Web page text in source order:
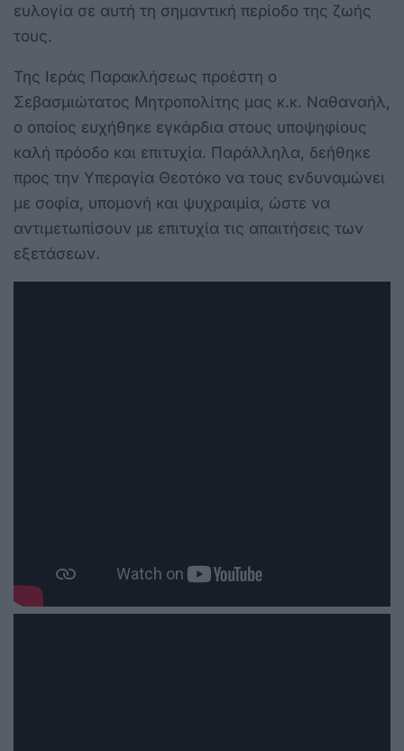
ευλογία σε αυτή τη σημαντική περίοδο της ζωής
τους.
Της Ιεράς Παρακλήσεως προέστη ο
Σεβασμιώτατος Μητροπολίτης μας κ.κ. Ναθαναήλ,
ο οποίος ευχήθηκε εγκάρδια στους υποψηφίους
καλή πρόοδο και επιτυχία. Παράλληλα, δεήθηκε
προς την Υπεραγία Θεοτόκο να τους ενδυναμώνει
με σοφία, υπομονή και ψυχραιμία, ώστε να
αντιμετωπίσουν με επιτυχία τις απαιτήσεις των
εξετάσεων.